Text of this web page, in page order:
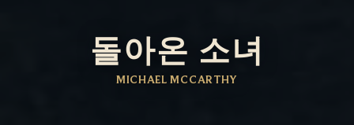
돌아온 소녀
MICHAEL MCCARTHY